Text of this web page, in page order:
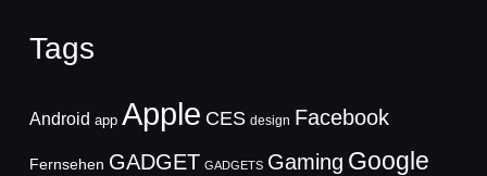
Tags
Android app Apple CES design Facebook
Fernsehen GADGET GADGETS Gaming Google